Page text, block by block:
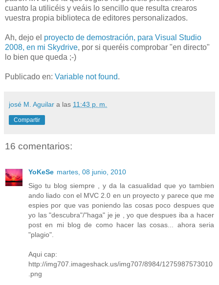
cuanto la utilicéis y veáis lo sencillo que resulta crearos
vuestra propia biblioteca de editores personalizados.
Ah, dejo el proyecto de demostración, para Visual Studio
2008, en mi Skydrive, por si queréis comprobar "en directo"
lo bien que queda ;-)
Publicado en: Variable not found.
josé M. Aguilar a las 11:43 p. m.
Compartir
16 comentarios:
YoKeSe martes, 08 junio, 2010
Sigo tu blog siempre , y da la casualidad que yo tambien
ando liado con el MVC 2.0 en un proyecto y parece que me
espies por que vas poniendo las cosas poco despues que
yo las "descubra"/"haga" je je , yo que despues iba a hacer
post en mi blog de como hacer las cosas... ahora seria
"plagio".
Aqui cap:
http://img707.imageshack.us/img707/8984/1275987573010
.png